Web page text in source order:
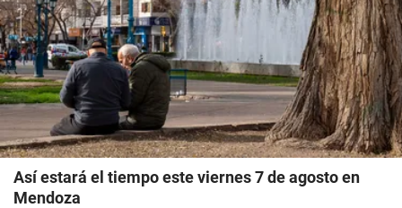
Así estará el tiempo este viernes 7 de agosto en
Mendoza